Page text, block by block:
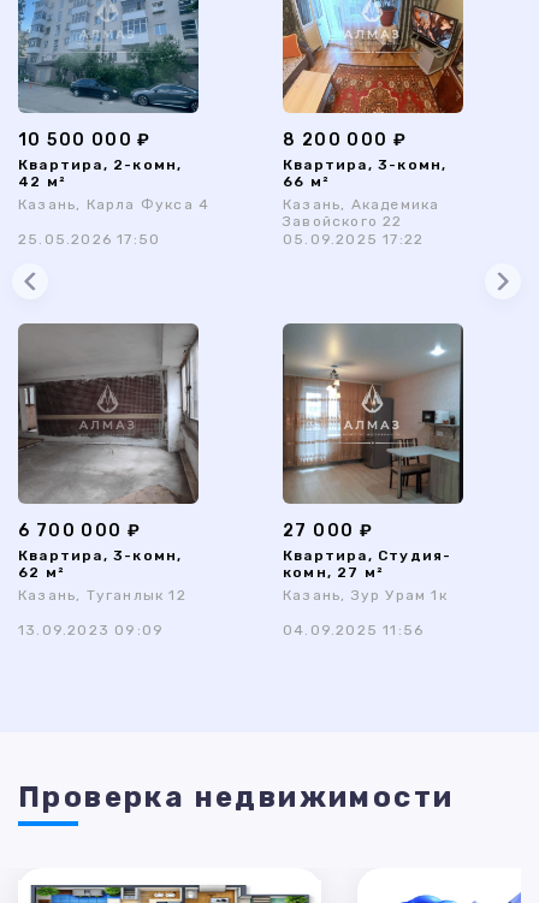
10 500 000 ₽
Квартира, 2-комн,
42 м²
Казань, Карла Фукса 4
25.05.2026 17:50
8 200 000 ₽
Квартира, 3-комн,
66 м²
Казань, Академика
Завойского 22
05.09.2025 17:22
6 700 000 ₽
Квартира, 3-комн,
62 м²
Казань, Туганлык 12
13.09.2023 09:09
27 000 ₽
Квартира, Студия-
комн, 27 м²
Казань, Зур Урам 1к
04.09.2025 11:56
Проверка недвижимости